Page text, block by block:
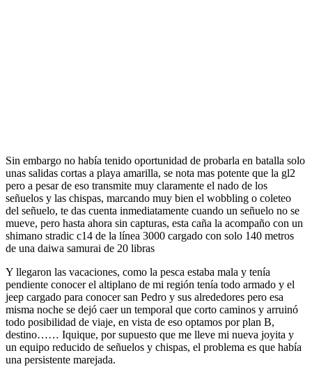
Sin embargo no había tenido oportunidad de probarla en batalla solo
unas salidas cortas a playa amarilla, se nota mas potente que la gl2
pero a pesar de eso transmite muy claramente el nado de los
señuelos y las chispas, marcando muy bien el wobbling o coleteo
del señuelo, te das cuenta inmediatamente cuando un señuelo no se
mueve, pero hasta ahora sin capturas, esta caña la acompaño con un
shimano stradic c14 de la línea 3000 cargado con solo 140 metros
de una daiwa samurai de 20 libras
Y llegaron las vacaciones, como la pesca estaba mala y tenía
pendiente conocer el altiplano de mi región tenía todo armado y el
jeep cargado para conocer san Pedro y sus alrededores pero esa
misma noche se dejó caer un temporal que corto caminos y arruinó
todo posibilidad de viaje, en vista de eso optamos por plan B,
destino…… Iquique, por supuesto que me lleve mi nueva joyita y
un equipo reducido de señuelos y chispas, el problema es que había
una persistente marejada.